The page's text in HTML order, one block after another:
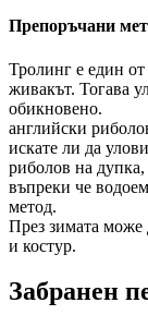
Препоръчани
Тролинг е един
живакът. Тогава
обикновено.
английски
искате ли да
риболов на
въпреки че
метод.
През зимата може
и костур.
Забранен